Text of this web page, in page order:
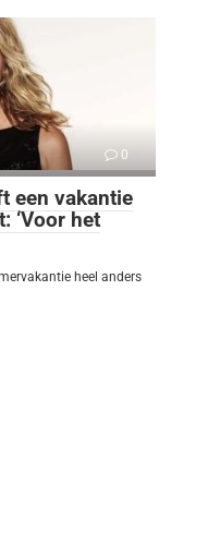
0
een vakantie
‘Voor het
heel anders